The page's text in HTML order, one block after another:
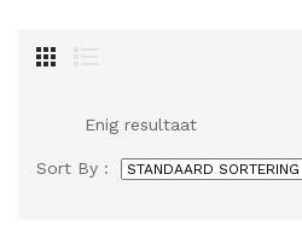
Enig resultaat
Sort By :